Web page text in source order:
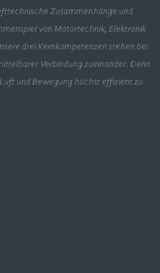
Zusammenhänge und
von Motortechnik, Elektronik
drei Kernkompetenzen stehen bei
Verbindung zueinander. Denn
und Bewegung höchst effizient zu